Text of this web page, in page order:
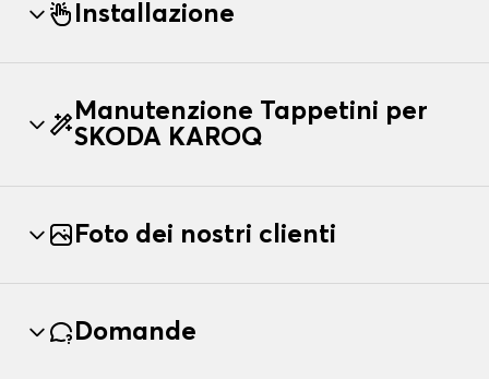
Installazione
Manutenzione Tappetini per
SKODA KAROQ
Foto dei nostri clienti
Domande